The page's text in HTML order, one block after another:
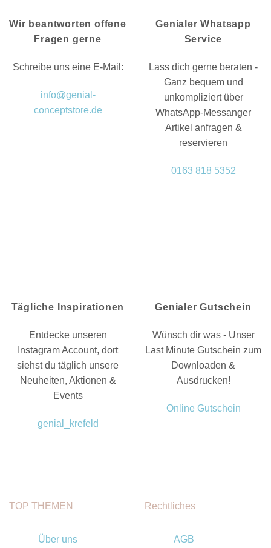
Wir beantworten offene
Fragen gerne
Schreibe uns eine E-Mail:
info@genial-
conceptstore.de
Genialer Whatsapp
Service
Lass dich gerne beraten -
Ganz bequem und
unkompliziert über
WhatsApp-Messanger
Artikel anfragen &
reservieren
0163 818 5352
Tägliche Inspirationen
Entdecke unseren
Instagram Account, dort
siehst du täglich unsere
Neuheiten, Aktionen &
Events
genial_krefeld
Genialer Gutschein
Wünsch dir was - Unser
Last Minute Gutschein zum
Downloaden &
Ausdrucken!
Online Gutschein
TOP THEMEN
Über uns
Rechtliches
AGB